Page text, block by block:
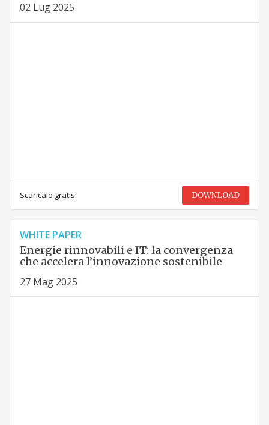
02 Lug 2025
Scaricalo gratis! DOWNLOAD
WHITE PAPER
Energie rinnovabili e IT: la convergenza
che accelera l’innovazione sostenibile
27 Mag 2025